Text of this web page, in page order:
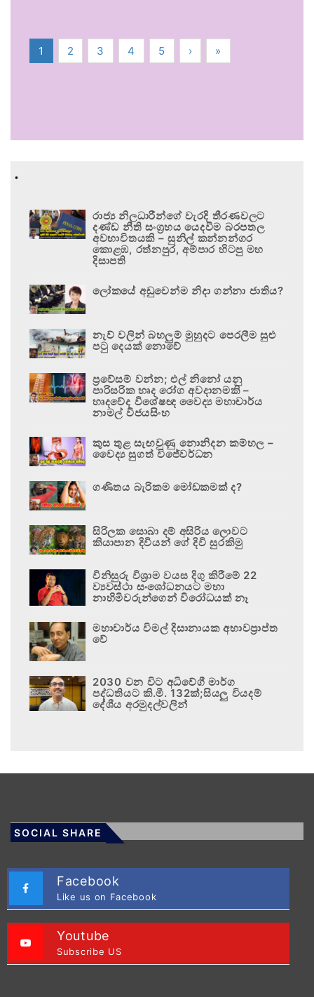
1 2 3 4 5 › »
.
රාජ්‍ය නිලධාරීන්ගේ වැරදි තීරණවලට
දණ්ඩ නීති සංග්‍රහය යෙදවීම බරපතල
අවභාවිතයකි – සුනිල් කන්නන්ගර
කොළඹ, රත්නපුර, අම්පාර හිටපු මහ
දිසාපති
ලෝකයේ අඩුවෙන්ම නිදා ගන්නා ජාතිය?
නැව් වලින් බහලුම් මුහුදට පෙරලීම සුළු
පටු දෙයක් නොවේ
ප්‍රවේසම් වන්න; එල් නිනෝ යනු
පාරිසරික හෘද රෝග අවදානමකි –
හෘදවේද විශේෂඥ වෛද්‍ය මහාචාර්ය
නාමල් විජයසිංහ
කුස තුළ සැඟවුණු නොනිදන කම්හල –
වෛද්‍ය සුගත් විජේවර්ධන
ගණිතය බැරිකම මෝඩකමක් ද?
සිරිලක සොබා දම් අසිරිය ලොවට
කියාපාන දිවියන් ගේ දිවි සුරකිමු
විනිසුරු විශ්‍රාම වයස දිගු කිරීමේ 22
ව්‍යවස්ථා සංශෝධනයට මහා
නාහිමිවරුන්ගෙන් විරෝධයක් නෑ
මහාචාර්ය විමල් දිසානායක අභාවප්‍රාප්ත
වේ
2030 වන විට අධිවේගී මාර්ග
පද්ධතියට කි.මී. 132ක්;සියලු වියදම්
දේශීය අරමුදල්වලින්
SOCIAL SHARE
Facebook
Like us on Facebook
Youtube
Subscribe US